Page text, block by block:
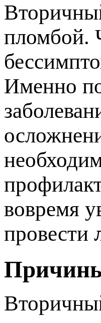
ломбой.
Именно
овремя
ровести